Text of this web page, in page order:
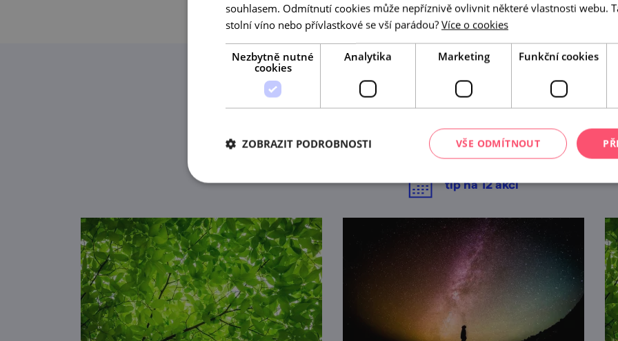
A tady už jste byli?
Našli jsme další akce, které by se vám mohly líbit.
Mrkněte na ně.
tip na12akcí
souhlasem. Odmítnutí cookies může nepříznivě ovlivnit některé vlastnosti webu.
stolní víno nebo přívlastkové se vší parádou? Více o cookies
Nezbytně nutné
cookies
Analytika Marketing Funkční cookies
VŠE ODMÍTNOUT
ZOBRAZIT PODROBNOSTI